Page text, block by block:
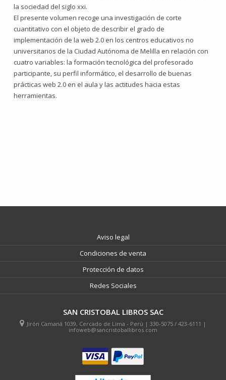
la sociedad del siglo xxi.
El presente volumen recoge una investigación de corte
cuantitativo con el objeto de describir el grado de
implementación de la web 2.0 en los centros educativos no
universitarios de la Ciudad Autónoma de Melilla en relación con
cuatro variables: la formación tecnológica del profesorado
participante, su perfil informático, el desarrollo de buenas
prácticas web 2.0 en el aula y las actitudes hacia estas
herramientas.
Aviso legal
Condiciones de venta
Protección de datos
Redes Sociales
SAN CRISTOBAL LIBROS SAC
Jirón Camaná 1039, Cercado de Lima - Perú | 330-5075 / 423-6111 |
infoweb@sancristoballibros.com